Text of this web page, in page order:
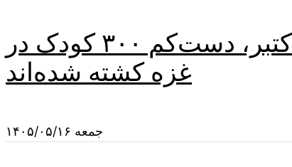
به‌روزرسانی‌های زنده • یونیسف می‌گوید از زمان آتش‌بس ماه اکتبر، دست‌کم ۳۰۰ کودک در
غزه کشته شده‌اند
جمعه ۱۴۰۵/۰۵/۱۶